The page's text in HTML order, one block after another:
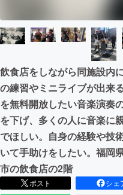
CAMPFIREふるさ
飲食店をしながら同施設内
の練習やミニライブが出来
を無料開放したい音楽演奏
を下げ、多くの人に音楽に
でほしい。自身の経験や技
いて手助けをしたい。福岡
市の飲食店の2階
ポスト
シェ